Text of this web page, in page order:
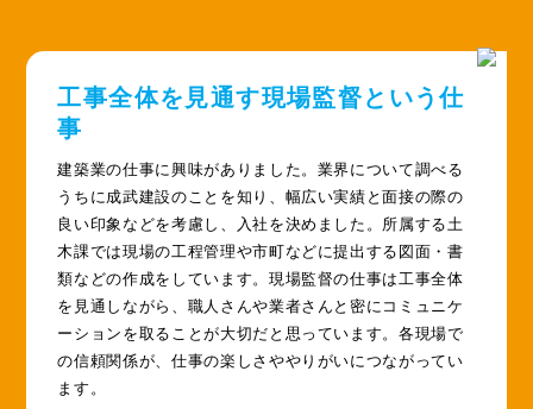
工事全体を見通す現場監督という仕
事
建築業の仕事に興味がありました。業界について調べる
うちに成武建設のことを知り、幅広い実績と面接の際の
良い印象などを考慮し、入社を決めました。所属する土
木課では現場の工程管理や市町などに提出する図面・書
類などの作成をしています。現場監督の仕事は工事全体
を見通しながら、職人さんや業者さんと密にコミュニケ
ーションを取ることが大切だと思っています。各現場で
の信頼関係が、仕事の楽しさややりがいにつながってい
ます。